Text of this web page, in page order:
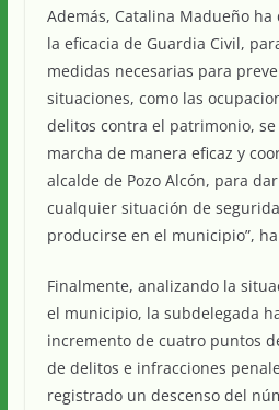
Además, Catalina Madueño
la eficacia de Guardia Civil,
medidas necesarias para
situaciones, como las
delitos contra el patrimonio,
marcha de manera eficaz y
alcalde de Pozo Alcón, para
cualquier situación de
producirse en el municipio”,
Finalmente, analizando la
el municipio, la subdelegada
incremento de cuatro puntos
de delitos e infracciones
registrado un descenso del